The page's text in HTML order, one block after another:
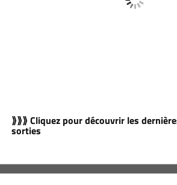
⟫⟫⟫ Cliquez pour découvrir les
sorties